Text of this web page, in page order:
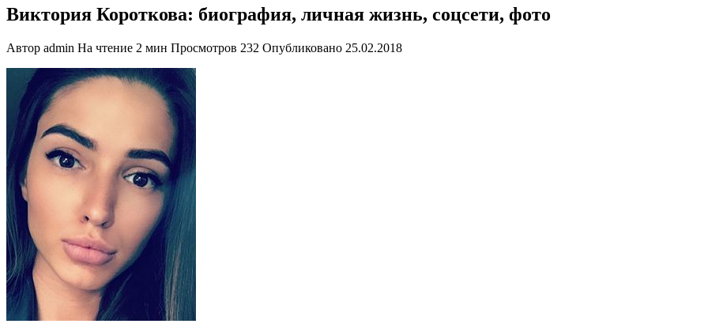
Виктория Короткова: биография, личная жизнь, соцсети, фото
Автор admin На чтение 2 мин Просмотров 232 Опубликовано 25.02.2018